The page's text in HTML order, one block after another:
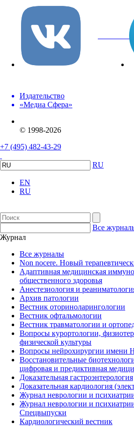
вКонтакте
Издательство
«Медиа Сфера»
© 1998-2026
+7 (495) 482-43-29
RU
EN
RU
Все
Журнал
Все журналы
Non nocere. Новый
Адаптивная медицинская
общественного здоровья
Анестезиология и
Архив патологии
Вестник оториноларингологии
Вестник офтальмологии
Вестник травматологии и
Вопросы курортологии,
физической культуры
Вопросы нейрохирургии имени
Восстановительные
цифровая и предиктивная
Доказательная гастроэнтерология
Доказательная кардиология
Журнал неврологии и
Журнал неврологии и
Спецвыпуски
Кардиологический вестник